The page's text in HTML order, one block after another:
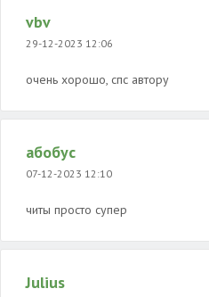
vbv
29-12-2023 12:06
очень хорошо, спс автору
абобус
07-12-2023 12:10
читы просто супер
Julius